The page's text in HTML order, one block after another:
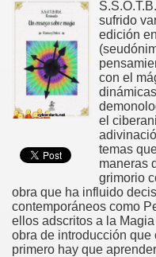
sufrido
edición
con el
el
temas
maneras
grimorio
obra que ha influido
contemporáneos como
ellos adscritos a la
obra de introducción que
primero hay que